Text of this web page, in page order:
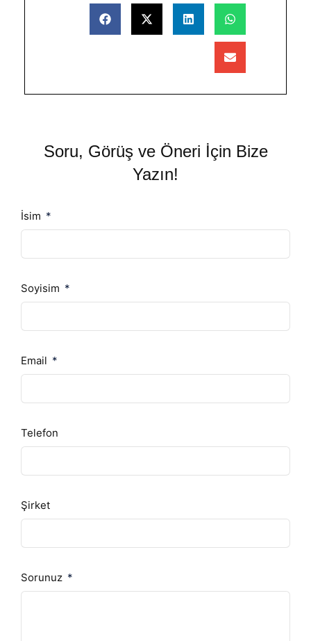
Soru, Görüş ve Öneri İçin Bize
Yazın!
İsim
Soyisim
Email
Telefon
Şirket
Sorunuz